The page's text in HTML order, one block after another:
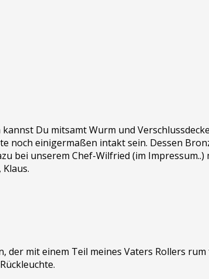
Du mitsamt Wurm und
noch einigermaßen intakt sein. Dessen
bei unserem Chef-Wilfried (im Impressum..)
der mit einem Teil meines Vaters Rollers rum